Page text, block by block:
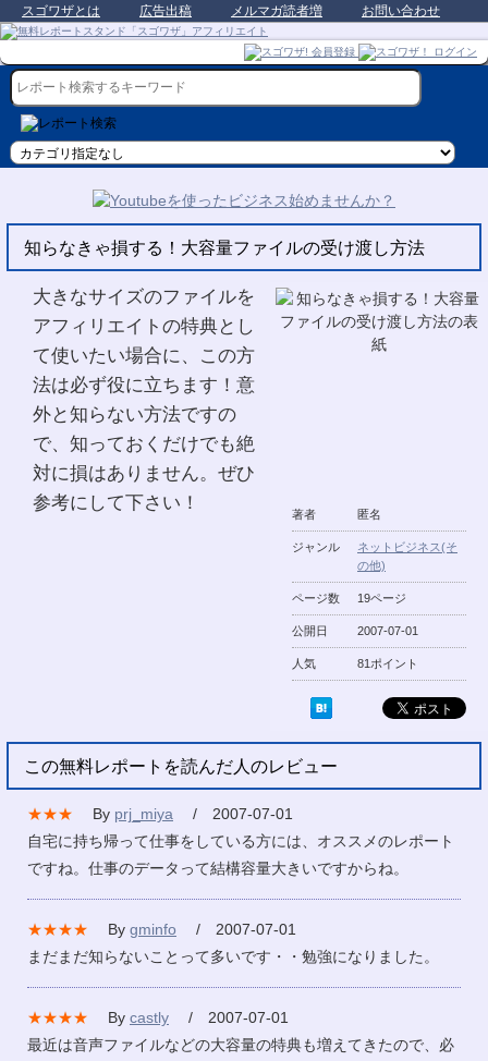
スゴワザとは 広告出稿 メルマガ読者増 お問い合わせ
知らなきゃ損する！大容量ファイルの受け渡し方法
著者 匿名
ジャンル
ネットビジネス(そ
の他)
ページ数 19ページ
公開日 2007-07-01
人気 81ポイント
大きなサイズのファイルを
アフィリエイトの特典とし
て使いたい場合に、この方
法は必ず役に立ちます！意
外と知らない方法ですの
で、知っておくだけでも絶
対に損はありません。ぜひ
参考にして下さい！
この無料レポートを読んだ人のレビュー
★★★ By prj_miya
/ 2007-07-01
自宅に持ち帰って仕事をしている方には、オススメのレポート
ですね。仕事のデータって結構容量大きいですからね。
★★★★ By gminfo
/ 2007-07-01
まだまだ知らないことって多いです・・勉強になりました。
★★★★ By castly
/ 2007-07-01
最近は音声ファイルなどの大容量の特典も増えてきたので、必